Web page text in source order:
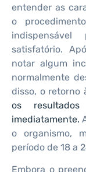
entender as
o
satisfatório.
notar algum
normalmente
disso, o retorno
os
imediatamente.
o organismo,
período de 18 a
Embora o